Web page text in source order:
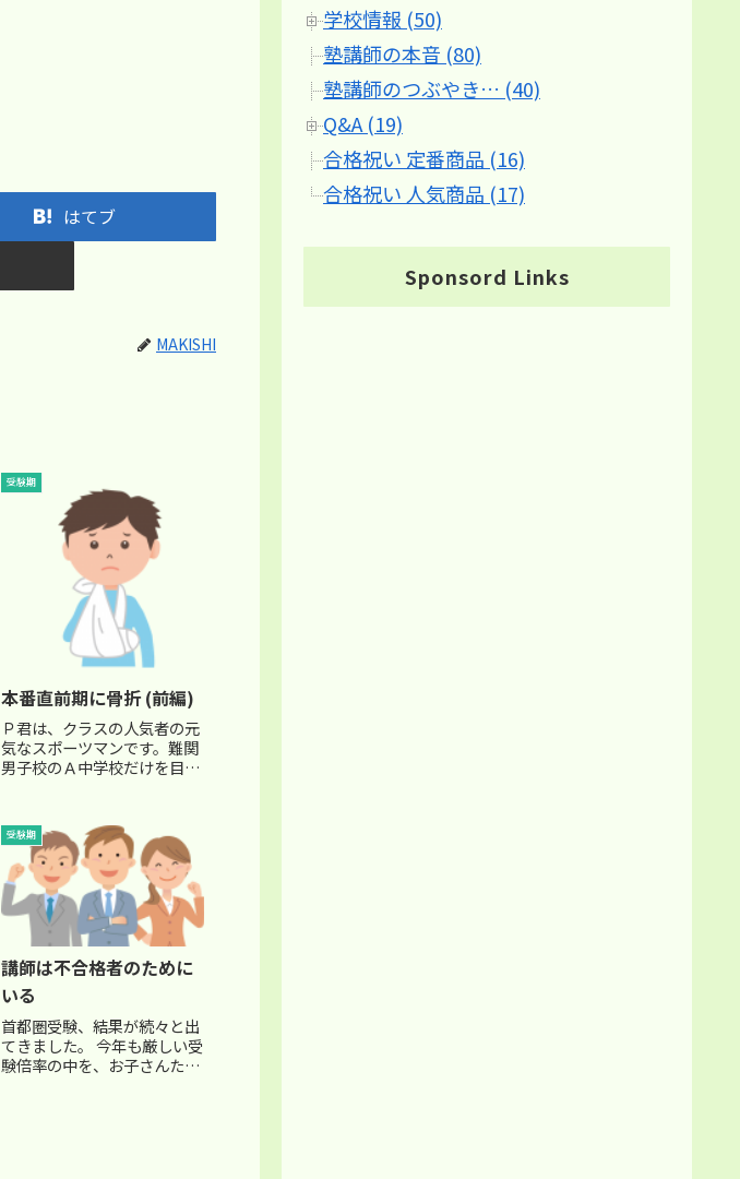
はてブ
MAKISHI
受験期
本番直前期に骨折 (前編)
Ｐ君は、クラスの人気者の元
気なスポーツマンです。難関
男子校のＡ中学校だけを目指
か、頭になかったのです。
お母さんもそうでした。受験
パターンも併願校のＢ中、Ｃ
中はいずれも難関チャレンジ
校で...
受験期
講師は不合格者のために
いる
首都圏受験、結果が続々と出
てきました。 今年も厳しい受
験倍率の中を、お子さんたち
学校情報 (50)
塾講師の本音 (80)
塾講師のつぶやき… (40)
Q&A (19)
合格祝い 定番商品 (16)
合格祝い 人気商品 (17)
Sponsord Links